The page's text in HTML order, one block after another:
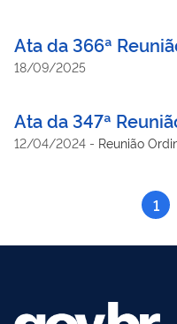
Ata da 366ª
18/09/2025
Ata da 347ª
12/04/2024 - Reunião
1